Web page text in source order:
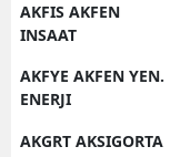
AKFIS AKFEN
INSAAT
AKFYE AKFEN YEN.
ENERJI
AKGRT AKSIGORTA